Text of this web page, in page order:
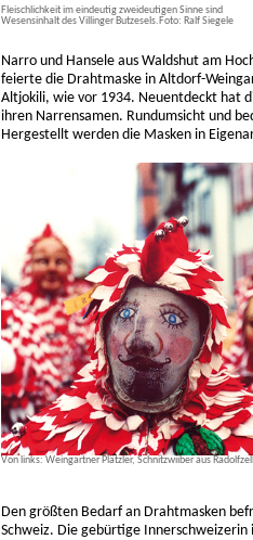
Fleischlichkeit im eindeutig zweideutigen Sinne sind
Wesensinhalt des Villinger Butzesels.Foto: Ralf Siegele
Narro und Hansele aus Waldshut am
feierte die Drahtmaske in Altdorf-
Altjokili, wie vor 1934. Neuentdeckt hat
ihren Narrensamen. Rundumsicht und
Hergestellt werden die Masken in
Von links: Weingartner Plätzler, Schnitzwiiber aus
Den größten Bedarf an Drahtmasken
Schweiz. Die gebürtige